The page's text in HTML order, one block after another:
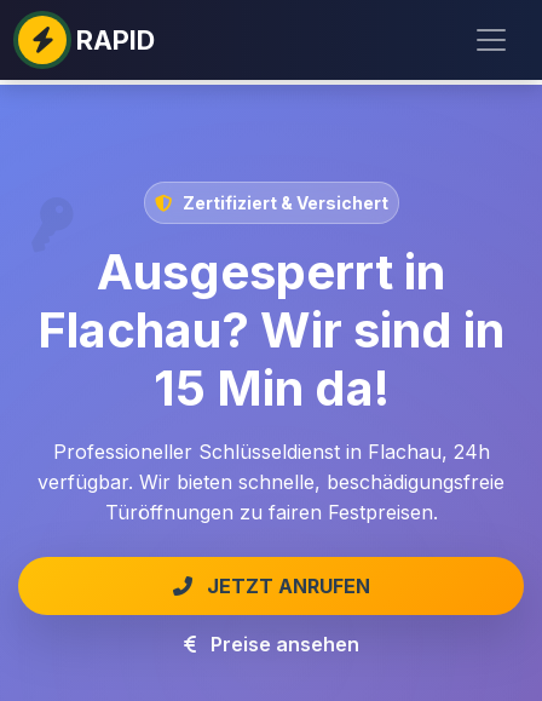
RAPID
Zertifiziert & Versichert
Ausgesperrt in
Flachau? Wir sind in
15 Min da!
Professioneller Schlüsseldienst in Flachau, 24h
verfügbar. Wir bieten schnelle, beschädigungsfreie
Türöffnungen zu fairen Festpreisen.
JETZT ANRUFEN
Preise ansehen